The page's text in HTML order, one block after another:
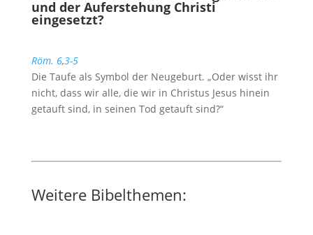
und der Auferstehung Christi
eingesetzt?
Röm. 6,3-5
Die Taufe als Symbol der Neugeburt. „Oder wisst ihr
nicht, dass wir alle, die wir in Christus Jesus hinein
getauft sind, in seinen Tod getauft sind?“
Weitere Bibelthemen: